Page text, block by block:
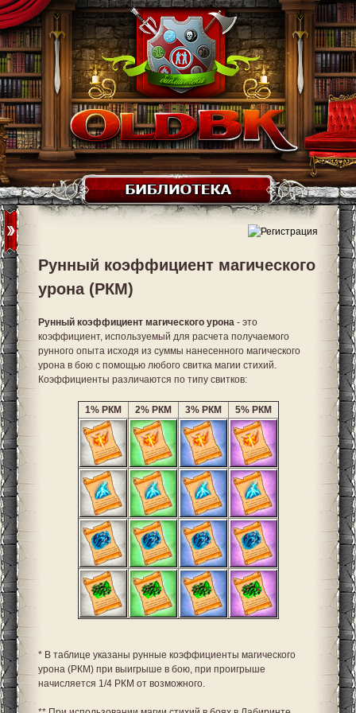
Рунный коэффициент магического
урона (РКМ)
Рунный коэффициент магического урона - это
коэффициент, используемый для расчета получаемого
рунного опыта исходя из суммы нанесенного магического
урона в бою с помощью любого свитка магии стихий.
Коэффициенты различаются по типу свитков:
1% РКМ 2% РКМ 3% РКМ 5% РКМ
* В таблице указаны рунные коэффициенты магического
урона (РКМ) при выигрыше в бою, при проигрыше
начисляется 1/4 РКМ от возможного.